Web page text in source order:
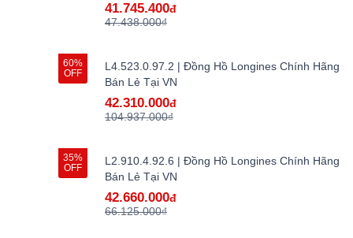
41.745.400đ
47.438.000₫
60%
OFF
L4.523.0.97.2 | Đồng Hồ Longines Chính Hãng
Bán Lẻ Tại VN
42.310.000đ
104.937.000₫
35%
OFF
L2.910.4.92.6 | Đồng Hồ Longines Chính Hãng
Bán Lẻ Tại VN
42.660.000đ
66.125.000₫